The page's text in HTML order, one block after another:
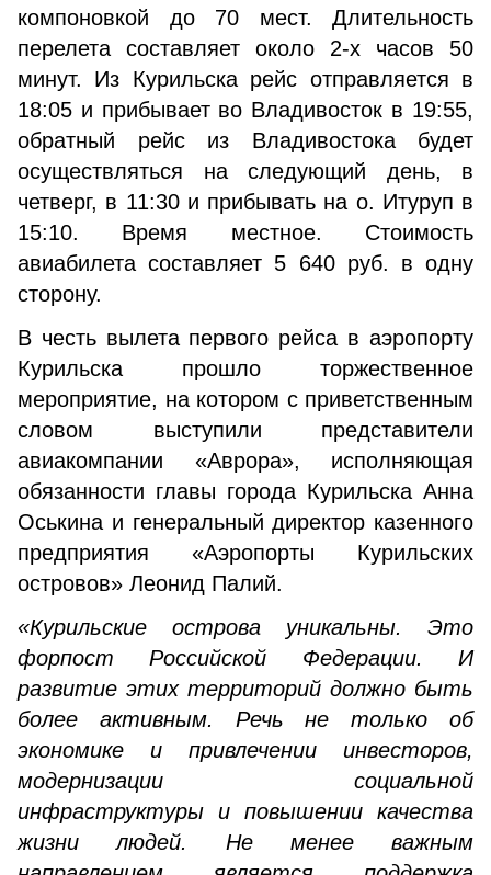
компоновкой до 70 мест. Длительность
перелета составляет около 2-х часов 50
минут. Из Курильска рейс отправляется в
18:05 и прибывает во Владивосток в 19:55,
обратный рейс из Владивостока будет
осуществляться на следующий день, в
четверг, в 11:30 и прибывать на о. Итуруп в
15:10. Время местное. Стоимость
авиабилета составляет 5 640 руб. в одну
сторону.
В честь вылета первого рейса в аэропорту
Курильска прошло торжественное
мероприятие, на котором с приветственным
словом выступили представители
авиакомпании «Аврора», исполняющая
обязанности главы города Курильска Анна
Оськина и генеральный директор казенного
предприятия «Аэропорты Курильских
островов» Леонид Палий.
«Курильские острова уникальны. Это
форпост Российской Федерации. И
развитие этих территорий должно быть
более активным. Речь не только об
экономике и привлечении инвесторов,
модернизации социальной
инфраструктуры и повышении качества
жизни людей. Не менее важным